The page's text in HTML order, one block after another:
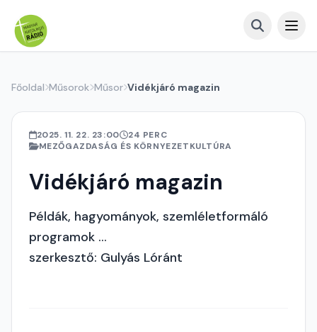
Főoldal Műsorok Műsor Vidékjáró magazin
2025. 11. 22. 23:00
24 PERC
MEZŐGAZDASÁG ÉS KÖRNYEZETKULTÚRA
Vidékjáró magazin
Példák, hagyományok, szemléletformáló
programok ...
szerkesztő: Gulyás Lóránt